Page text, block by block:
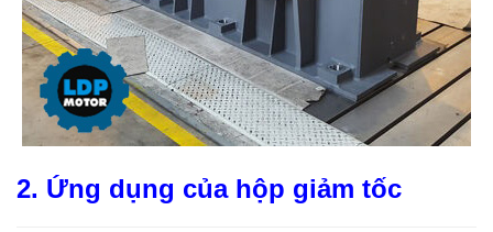
2. Ứng dụng của hộp giảm tốc